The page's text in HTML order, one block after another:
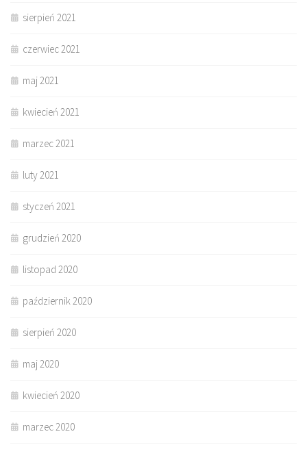
sierpień 2021
czerwiec 2021
maj 2021
kwiecień 2021
marzec 2021
luty 2021
styczeń 2021
grudzień 2020
listopad 2020
październik 2020
sierpień 2020
maj 2020
kwiecień 2020
marzec 2020